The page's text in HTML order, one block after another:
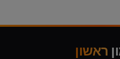
ראשון